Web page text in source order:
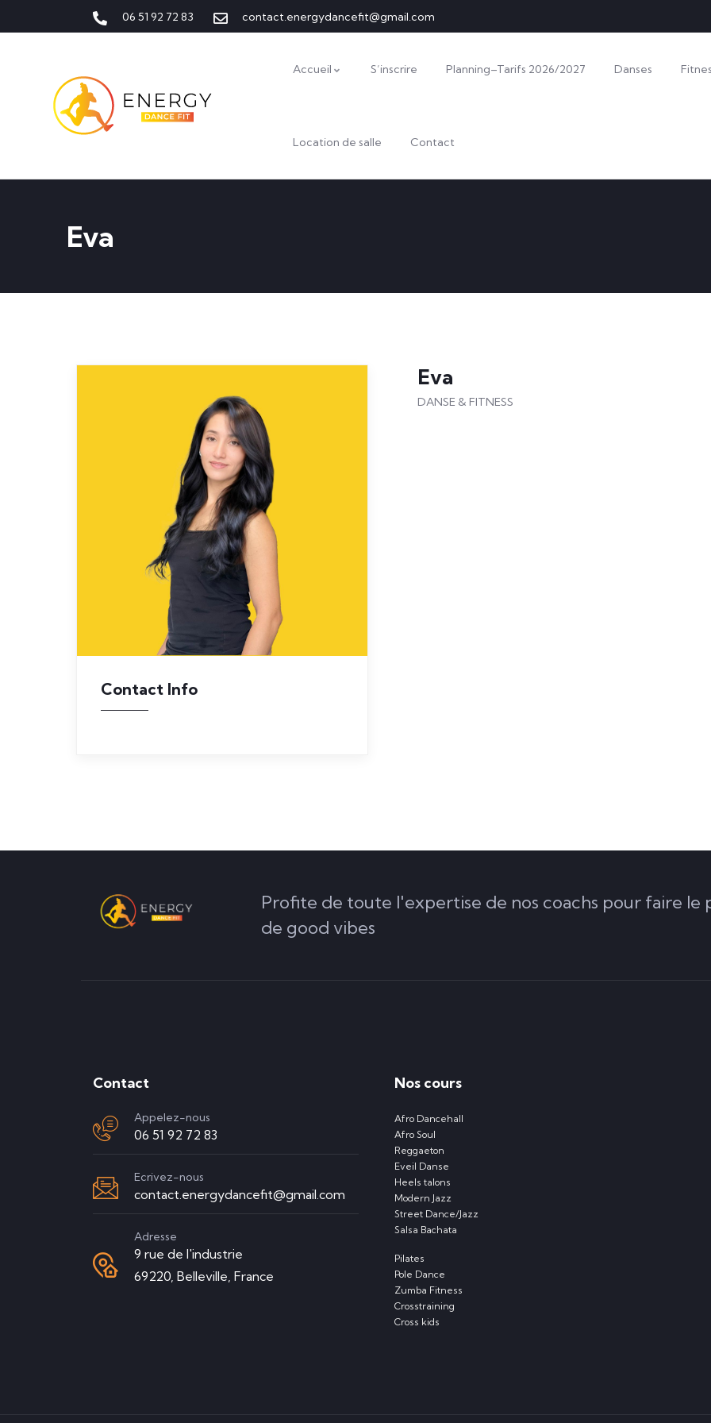
06 51 92 72 83 contact.energydancefit@gmail.com
Accueil S’inscrire Planning–Tarifs 2026/2027 Danses
Location de salle Contact
Eva
Contact Info
Eva
DANSE & FITNESS
Profite de toute l'expertise de nos coachs pour faire le
de good vibes
Contact
Appelez-nous
06 51 92 72 83
Ecrivez-nous
contact.energydancefit@gmail.com
Adresse
9 rue de l'industrie
69220, Belleville, France
Nos cours
Afro Dancehall
Afro Soul
Reggaeton
Eveil Danse
Heels talons
Modern Jazz
Street Dance/Jazz
Salsa Bachata
Pilates
Pole Dance
Zumba Fitness
Crosstraining
Cross kids